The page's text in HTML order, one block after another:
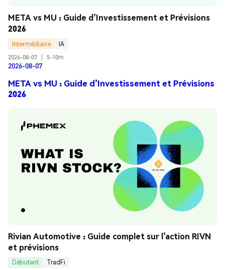
META vs MU : Guide d’Investissement et Prévisions
2026
Intermédiaire
IA
2026-08-07
5-10m
2026-08-07
META vs MU : Guide d’Investissement et Prévisions
2026
Rivian Automotive : Guide complet sur l’action RIVN
et prévisions
Débutant
TradFi